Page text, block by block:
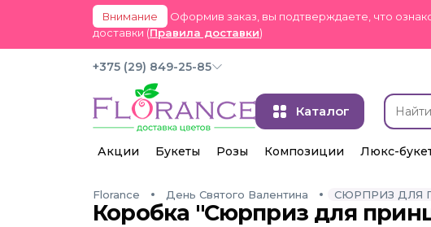
Внимание Оформив заказ, вы подтверждаете, что
доставки (Правила доставки)
+375 (29) 849-25-85
Каталог
Акции Букеты Розы Композиции Люкс-
Florance День Святого Валентина СЮРПРИЗ ДЛЯ
Коробка "Сюрприз для